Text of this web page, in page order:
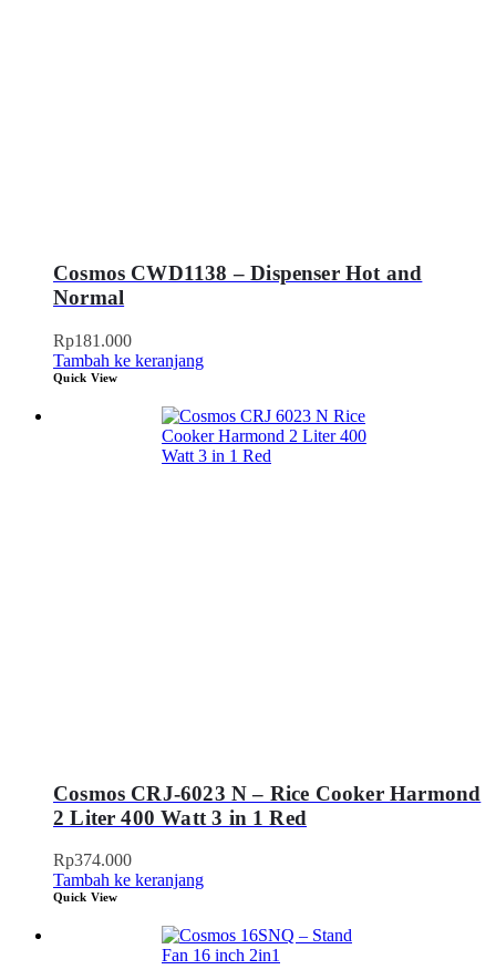
Cosmos CWD1138 – Dispenser Hot and
Normal
Rp181.000
Tambah ke keranjang
Quick View
Cosmos CRJ-6023 N – Rice Cooker Harmond
2 Liter 400 Watt 3 in 1 Red
Rp374.000
Tambah ke keranjang
Quick View